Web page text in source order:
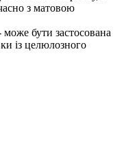
з матовою
бути застосована
із целюлозного